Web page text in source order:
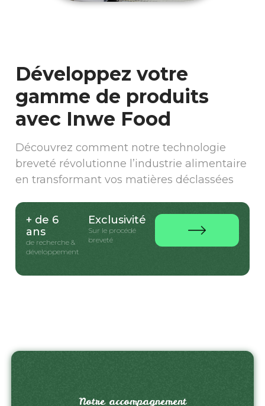
Développez votre
gamme de produits
avec Inwe Food
Découvrez comment notre technologie
breveté révolutionne l’industrie alimentaire
en transformant vos matières déclassées
+ de 6
ans
de recherche &
développement
Exclusivité
Sur le procédé
breveté
Notre accompagnement